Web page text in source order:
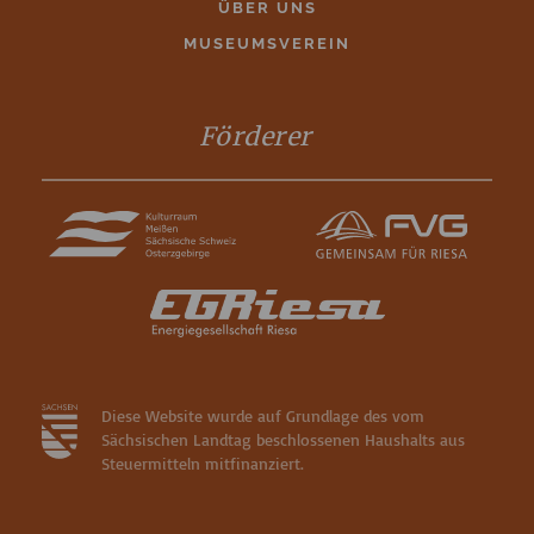
ÜBER UNS
MUSEUMSVEREIN
Förderer
Diese Website wurde auf Grundlage des vom
Sächsischen Landtag beschlossenen Haushalts aus
Steuermitteln mitfinanziert.